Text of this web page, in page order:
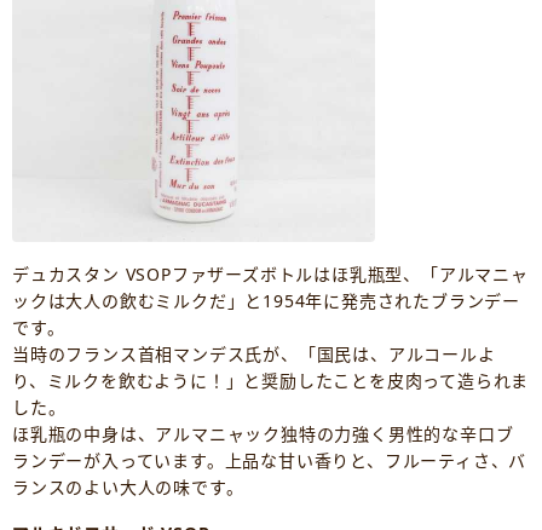
デュカスタン VSOPファザーズボトルはほ乳瓶型、「アルマニャ
ックは大人の飲むミルクだ」と1954年に発売されたブランデー
です。
当時のフランス首相マンデス氏が、「国民は、アルコールよ
り、ミルクを飲むように！」と奨励したことを皮肉って造られま
した。
ほ乳瓶の中身は、アルマニャック独特の力強く男性的な辛口ブ
ランデーが入っています。上品な甘い香りと、フルーティさ、バ
ランスのよい大人の味です。